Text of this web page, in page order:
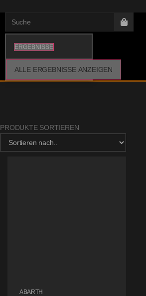
ERGEBNISSE
ALLE ERGEBNISSE ANZEIGEN
PRODUKTE SORTIEREN
ABARTH